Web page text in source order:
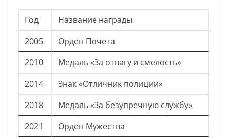
Год
Название награды
2005
Орден Почета
2010
Медаль «За отвагу и смелость»
2014
Знак «Отличник полиции»
2018
Медаль «За безупречную службу»
2021
Орден Мужества